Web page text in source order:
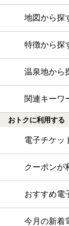
地図から探
特徴から探
温泉地から
関連キーワ
おトクに利用する
電子チケッ
クーポンが
おすすめ電
今月の新着